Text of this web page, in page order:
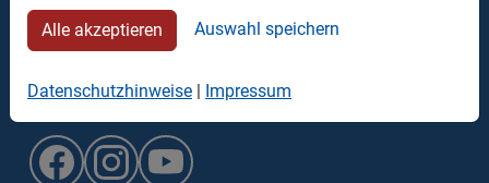
Recyclingpark
90453 Nürnberg
Alle akzeptieren Auswahl speichern
Datenschutzhinweise | Impressum